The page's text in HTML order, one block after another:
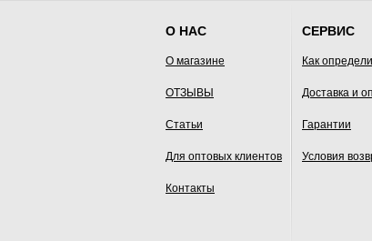
О НАС
О магазине
ОТЗЫВЫ
Статьи
Для оптовых клиентов
Контакты
СЕРВИС
Как
Доставка и
Гарантии
Условия